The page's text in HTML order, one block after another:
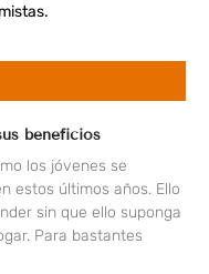
beneficios
los jóvenes se
estos últimos años. Ello
sin que ello suponga
Para bastantes